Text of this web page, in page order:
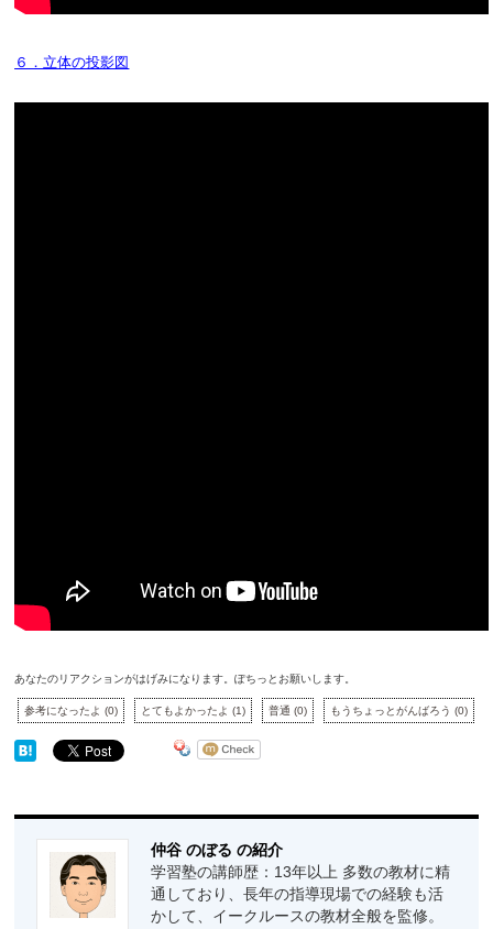
６．立体の投影図
あなたのリアクションがはげみになります。ぽちっとお願いします。
参考になったよ(0) とてもよかったよ(1) 普通(0) もうちょっとがんばろう(0)
仲谷 のぼる の紹介
学習塾の講師歴：13年以上 多数の教材に精
通しており、長年の指導現場での経験も活
かして、イークルースの教材全般を監修。